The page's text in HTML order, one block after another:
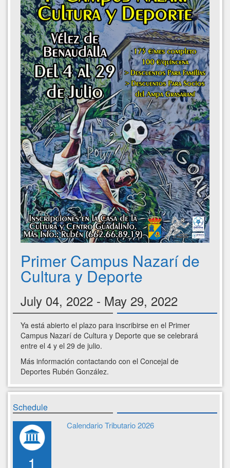
Primer Campus Nazarí de
Cultura y Deporte
July 04, 2022 - May 29, 2022
Ya está abierto el plazo para inscribirse en el Primer
Campus Nazarí de Cultura y Deporte que se celebrará
entre el 4 y el 29 de julio.
Más información contactando con el Concejal de
Deportes Rubén González.
Schedule
1
Calendario Tributario 2026